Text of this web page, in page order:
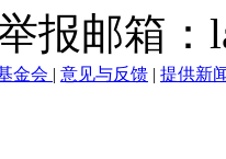
报邮箱
金会 | 意见与反馈 | 提供新